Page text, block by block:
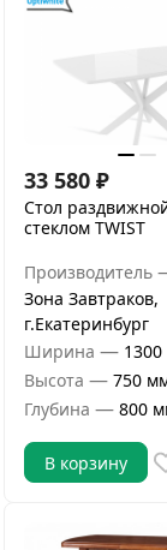
33 580 ₽
Стол
стеклом TWIST
Производитель
Зона Завтраков,
г.Екатеринбург
Ширина —
Высота — 750
Глубина — 800
В корзину